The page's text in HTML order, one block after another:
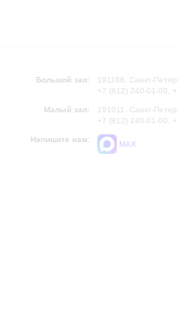
Большой зал:
191186, Санкт-
+7 (812) 240-01-00,
Малый зал:
191011, Санкт-
+7 (812) 240-01-00,
Напишите нам:
MAX